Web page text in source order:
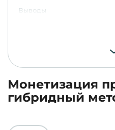
Выводы
Монетизация
гибридный